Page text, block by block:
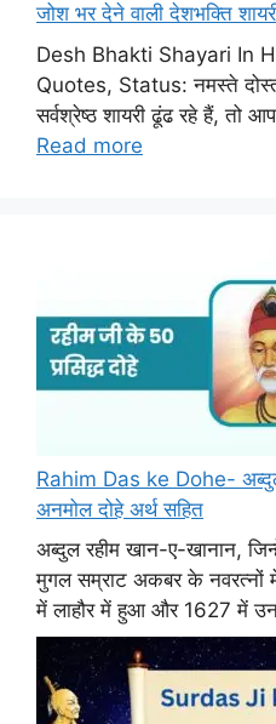
जोश भर देने वाली देशभक्ति
Desh Bhakti Shayari In
Quotes, Status: नमस्ते
सर्वश्रेष्ठ शायरी ढूंढ रहे हैं, तो
Read more
Rahim Das ke Dohe-
अनमोल दोहे अर्थ सहित
अब्दुल रहीम खान-ए-खानान,
मुगल सम्राट अकबर के
में लाहौर में हुआ और 1627 में